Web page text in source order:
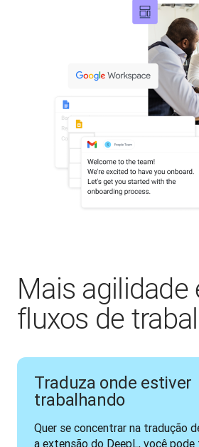
Mais agilidade
fluxos de
Traduza onde estiver
trabalhando
Quer se concentrar na tradução
a extensão do DeepL, você